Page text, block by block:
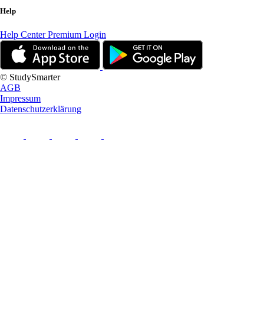
Help
Help CenterPremium Login
© StudySmarter
AGB
Impressum
Datenschutzerklärung